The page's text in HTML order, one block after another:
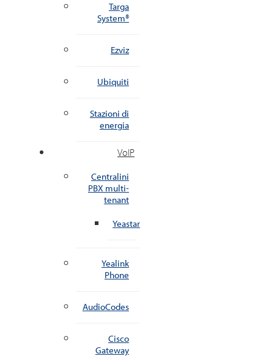
Targa
System®
Ezviz
Ubiquiti
Stazioni di
energia
VoIP
Centralini
PBX multi-
tenant
Yeastar
Yealink
Phone
AudioCodes
Cisco
Gateway